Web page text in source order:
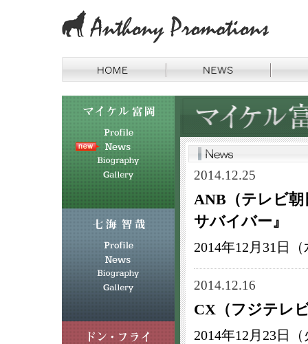
2014.12.25
ANB（テレビ
サバイバー』
2014年12月31日
2014.12.16
CX（フジテレ
2014年12月23日